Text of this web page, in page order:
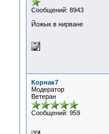
Сообщений: 8943
Йожык в нирване
Корнак7
Модератор
Ветеран
Сообщений: 959